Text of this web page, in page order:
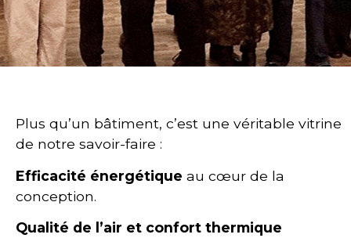
Plus qu’un bâtiment, c’est une véritable vitrine
de notre savoir-faire :
Efficacité énergétique au cœur de la
conception.
Qualité de l’air et confort thermique